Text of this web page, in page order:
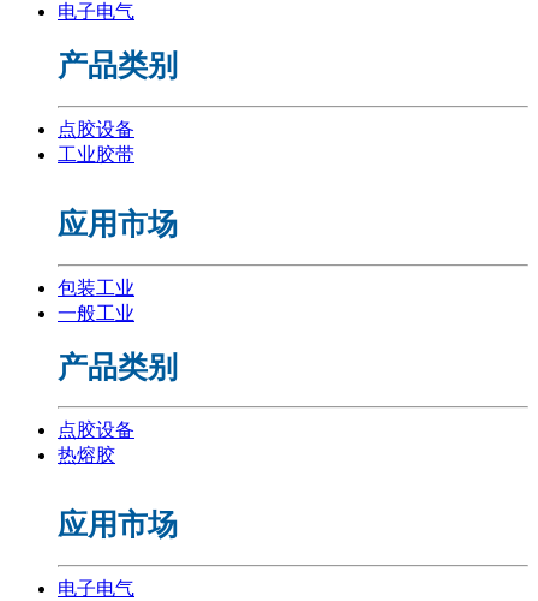
电子电气
产品类别
点胶设备
工业胶带
应用市场
包装工业
一般工业
产品类别
点胶设备
热熔胶
应用市场
电子电气